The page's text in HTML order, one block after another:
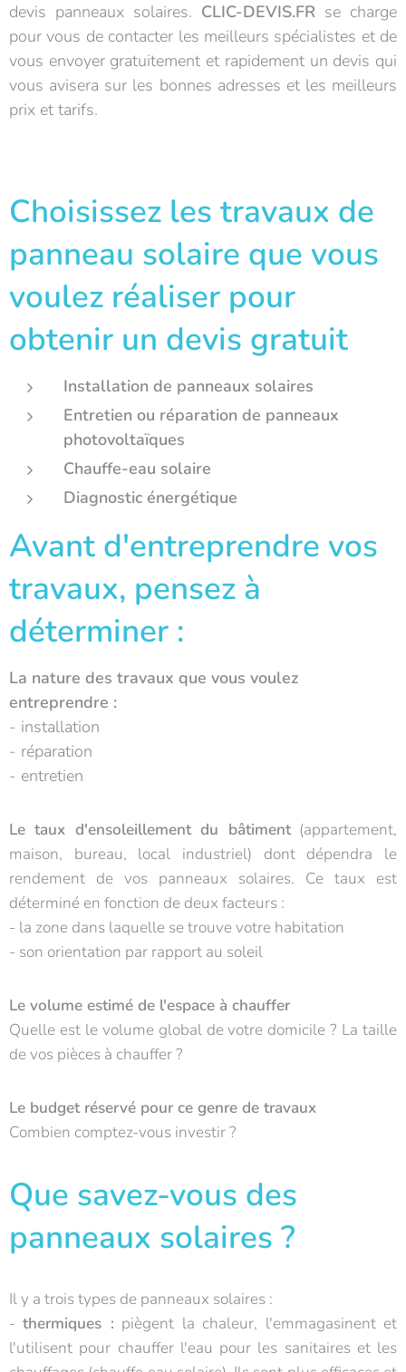
devis panneaux solaires. CLIC-DEVIS.FR se charge
pour vous de contacter les meilleurs spécialistes et de
vous envoyer gratuitement et rapidement un devis qui
vous avisera sur les bonnes adresses et les meilleurs
prix et tarifs.
Choisissez les travaux de
panneau solaire que vous
voulez réaliser pour
obtenir un devis gratuit
Installation de panneaux solaires
Entretien ou réparation de panneaux
photovoltaïques
Chauffe-eau solaire
Diagnostic énergétique
Avant d'entreprendre vos
travaux, pensez à
déterminer :
La nature des travaux que vous voulez
entreprendre :
- installation
- réparation
- entretien
Le taux d'ensoleillement du bâtiment(appartement,
maison, bureau, local industriel) dont dépendra le
rendement de vos panneaux solaires. Ce taux est
déterminé en fonction de deux facteurs :
- la zone dans laquelle se trouve votre habitation
- son orientation par rapport au soleil
Le volume estimé de l'espace à chauffer
Quelle est le volume global de votre domicile ? La taille
de vos pièces à chauffer ?
Le budget réservé pour ce genre de travaux
Combien comptez-vous investir ?
Que savez-vous des
panneaux solaires ?
Il y a trois types de panneaux solaires :
-thermiques : piègent la chaleur, l'emmagasinent et
l'utilisent pour chauffer l'eau pour les sanitaires et les